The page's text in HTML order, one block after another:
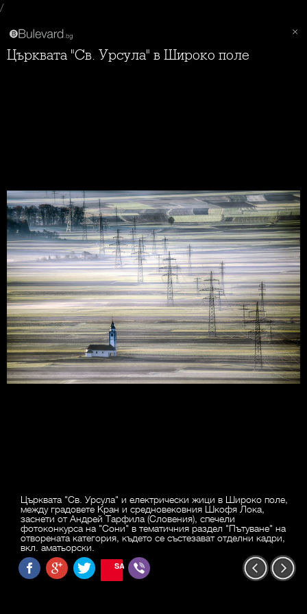
/
Църквата "Св. Урсула" в Широко поле
Църквата "Св. Урсула" и електрически жици в Широко поле,
между градовете Кран и средновековния Шкофя Лока,
заснети от Андрей Тарфила (Словения), спечели
фотоконкурса на "Сони" в тематичния раздел "Пътуване" на
отворената категория, където се състезават отделни кадри,
вкл. аматьорски.
SAVE